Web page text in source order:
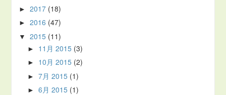
►2017 (18)
►2016 (47)
▼2015 (11)
► 11月 2015 (3)
► 10月 2015 (2)
►7月 2015 (1)
►6月 2015 (1)